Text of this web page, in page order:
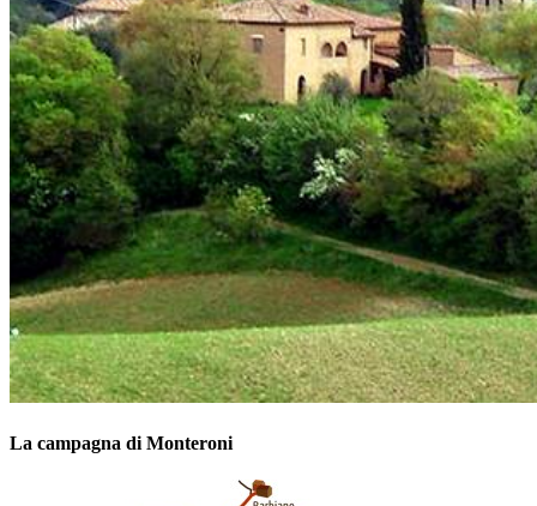
La campagna di Monteroni